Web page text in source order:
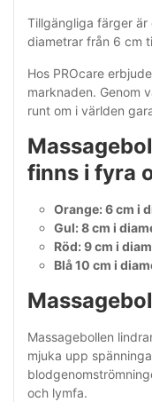
Tillgängliga färger är
diametrar från 6 cm
Hos PROcare
marknaden. Genom
runt om i världen
finns i fyra
Orange: 6 cm i
Gul: 8 cm i
Röd: 9 cm i
Blå 10 cm i
Massagebollen
mjuka upp
och lymfa.